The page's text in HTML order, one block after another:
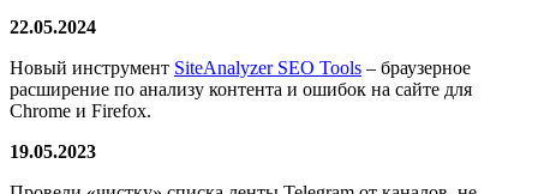
22.05.2024
Новый инструмент SiteAnalyzer SEO Tools – браузерное
расширение по анализу контента и ошибок на сайте для
Chrome и Firefox.
19.05.2023